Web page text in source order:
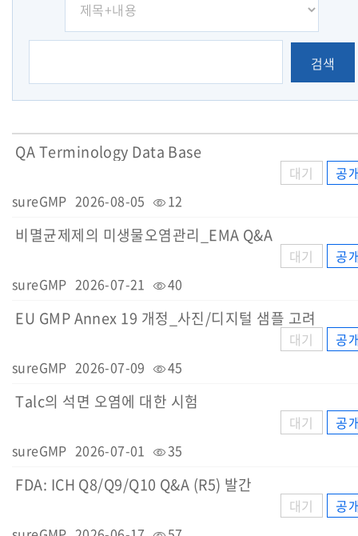
검색
QA Terminology Data Base
대기
공
sureGMP 2026-08-05 12
비멸균제제의 미생물오염관리_EMA Q&A
대기
공
sureGMP 2026-07-21 40
EU GMP Annex 19 개정_사진/디지털 샘플 고려
대기
공
sureGMP 2026-07-09 45
Talc의 석면 오염에 대한 시험
대기
공
sureGMP 2026-07-01 35
FDA: ICH Q8/Q9/Q10 Q&A (R5) 발간
대기
공